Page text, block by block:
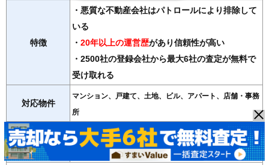
特徴
・悪質な不動産会社はパトロールにより排除して
いる
・ 20年以上の運営歴があり信頼性が高い
・2500社の登録会社から最大6社の査定が無料で
受け取れる
対応物件
マンション、戸建て、土地、ビル、アパート、店舗・事務
所
紹介会社数 最大6社
運営会社 NTTデータ・ウィズ（東証プライム子会社）